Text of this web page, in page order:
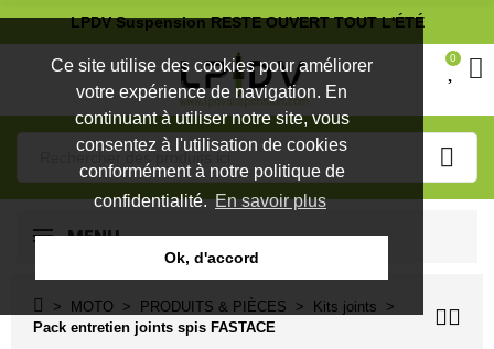
Ce site utilise des cookies pour améliorer
votre expérience de navigation. En
continuant à utiliser notre site, vous
consentez à l'utilisation de cookies
conformément à notre politique de
confidentialité.En savoir plus
Ok, d'accord
LPDV Suspension RESTE OUVERT TOUT L'ÉTÉ
0
MENU
MOTO PRODUITS & PIÈCES
Kits joints
Pack entretien joints spis FASTACE